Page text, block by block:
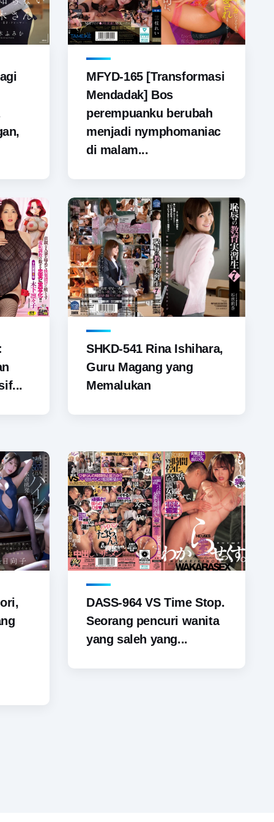
MFYD-165 [Transformasi
Mendadak] Bos
perempuanku berubah
menjadi nymphomaniac
di malam...
SHKD-541 Rina Ishihara,
Guru Magang yang
Memalukan
DASS-964 VS Time Stop.
Seorang pencuri wanita
yang saleh yang...